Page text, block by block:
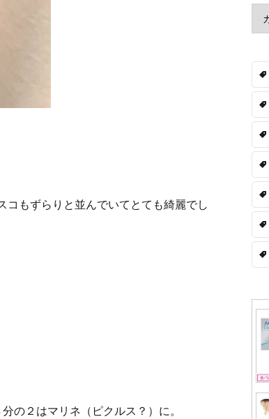
コもずらりと並んでいてとても綺麗でし
の２はマリネ（ピクルス？）に。